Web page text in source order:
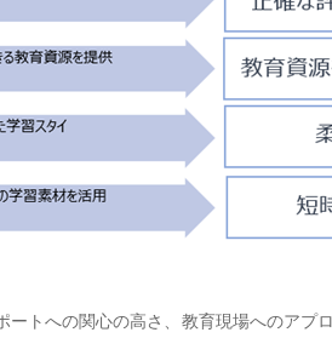
トへの関心の高さ、教育現場へのアプ